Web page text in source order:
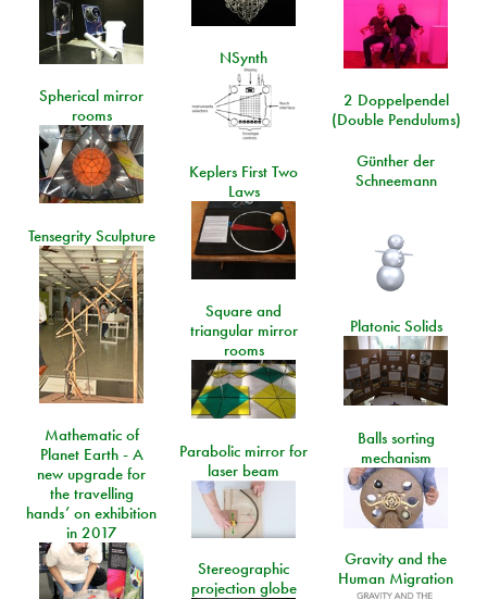
NSynth
Spherical mirror
rooms
2 Doppelpendel
(Double Pendulums)
Günther der
Schneemann
Keplers First Two
Laws
Tensegrity Sculpture
Square and
triangular mirror
rooms
Platonic Solids
Mathematic of
Planet Earth - A
new upgrade for
the travelling
hands’ on exhibition
in 2017
Balls sorting
mechanism
Parabolic mirror for
laser beam
Gravity and the
Human Migration
Stereographic
projection globe